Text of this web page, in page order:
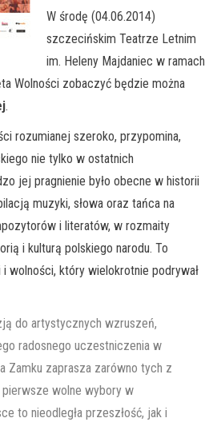
W środę (04.06.2014)
szczecińskim Teatrze Letnim
im. Heleny Majdaniec w ramach
Wolności zobaczyć będzie można
.
rozumianej szeroko, przypomina,
nie tylko w ostatnich
jej pragnienie było obecne w historii
muzyki, słowa oraz tańca na
i literatów, w rozmaity
i kulturą polskiego narodu. To
wolności, który wielokrotnie podrywał
do artystycznych wzruszeń,
radosnego uczestniczenia w
Zamku zaprasza zarówno tych z
pierwsze wolne wybory w
to nieodległa przeszłość, jak i